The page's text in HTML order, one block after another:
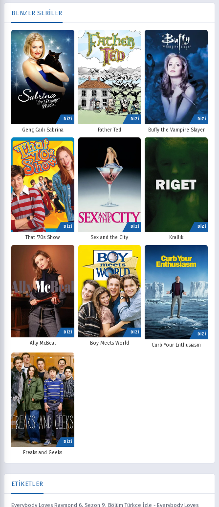
BENZER SERİLER
DİZİ
Genç Cadı Sabrina
DİZİ
Father Ted
DİZİ
Buffy the Vampire Slayer
DİZİ
That '70s Show
DİZİ
Sex and the City
DİZİ
Krallık
DİZİ
Ally McBeal
DİZİ
Boy Meets World
DİZİ
Curb Your Enthusiasm
DİZİ
Freaks and Geeks
ETİKETLER
Everybody Loves Raymond 6. Sezon 9. Bölüm Türkçe İzle - Everybody Loves